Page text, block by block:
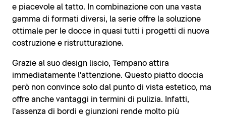
e piacevole al tatto. In combinazione con una vasta
gamma di formati diversi, la serie offre la soluzione
ottimale per le docce in quasi tutti i progetti di nuova
costruzione e ristrutturazione.
Grazie al suo design liscio, Tempano attira
immediatamente l'attenzione. Questo piatto doccia
però non convince solo dal punto di vista estetico, ma
offre anche vantaggi in termini di pulizia. Infatti,
l'assenza di bordi e giunzioni rende molto più